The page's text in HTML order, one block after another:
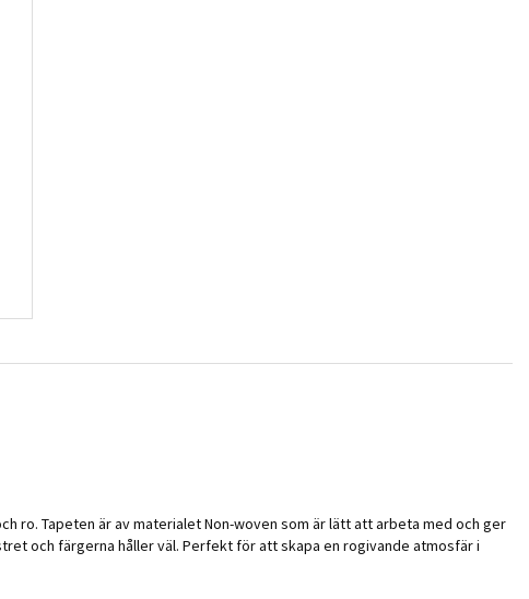
ro. Tapeten är av materialet Non-woven som är lätt att arbeta med och ger
och färgerna håller väl. Perfekt för att skapa en rogivande atmosfär i